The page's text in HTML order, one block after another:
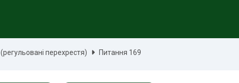
перехрестя) Питання 169